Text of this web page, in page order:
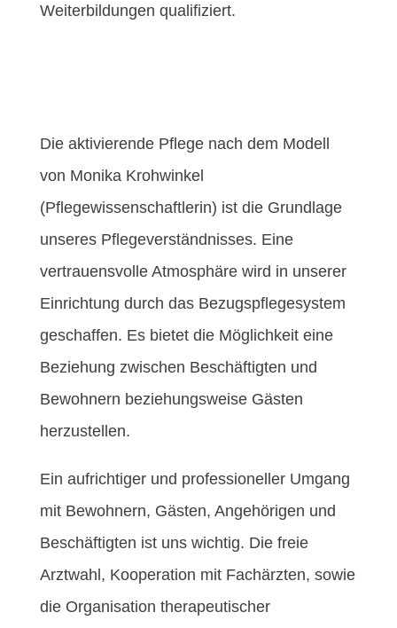
Weiterbildungen qualifiziert.
Die aktivierende Pflege nach dem Modell
von Monika Krohwinkel
(Pflegewissenschaftlerin) ist die Grundlage
unseres Pflegeverständnisses. Eine
vertrauensvolle Atmosphäre wird in unserer
Einrichtung durch das Bezugspflegesystem
geschaffen. Es bietet die Möglichkeit eine
Beziehung zwischen Beschäftigten und
Bewohnern beziehungsweise Gästen
herzustellen.
Ein aufrichtiger und professioneller Umgang
mit Bewohnern, Gästen, Angehörigen und
Beschäftigten ist uns wichtig. Die freie
Arztwahl, Kooperation mit Fachärzten, sowie
die Organisation therapeutischer